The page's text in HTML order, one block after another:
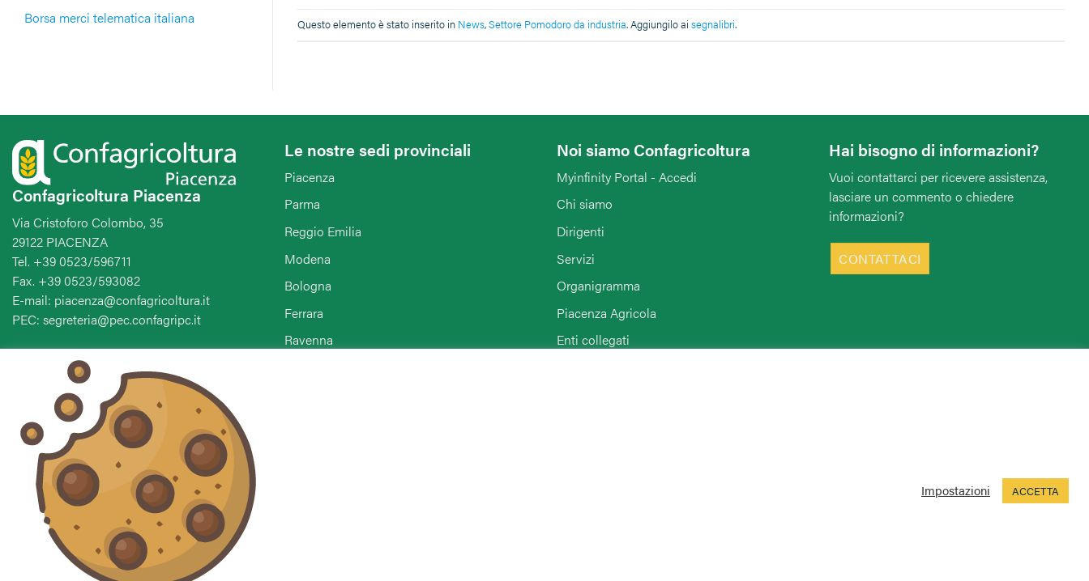
Borsa merci telematica italiana Questo elemento è stato inserito in News,Settore Pomodoro da industria. Aggiungilo ai segnalibri.
Confagricoltura Piacenza
Via Cristoforo Colombo, 35
29122 PIACENZA
Tel. +39 0523/596711
Fax. +39 0523/593082
E-mail: piacenza@confagricoltura.it
PEC: segreteria@pec.confagripc.it
Le nostre sedi provinciali
Piacenza
Parma
Reggio Emilia
Modena
Bologna
Ferrara
Ravenna
Noi siamo Confagricoltura
Myinfinity Portal - Accedi
Chi siamo
Dirigenti
Servizi
Organigramma
Piacenza Agricola
Enti collegati
Hai bisogno di informazioni?
Vuoi contattarci per ricevere assistenza,
lasciare un commento o chiedere
informazioni?
CONTATTACI
Seguici sui social
Impostazioni ACCETTA